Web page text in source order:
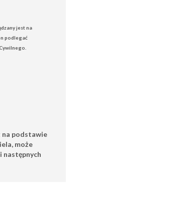
jest na
podlegać
podstawie
może
następnych